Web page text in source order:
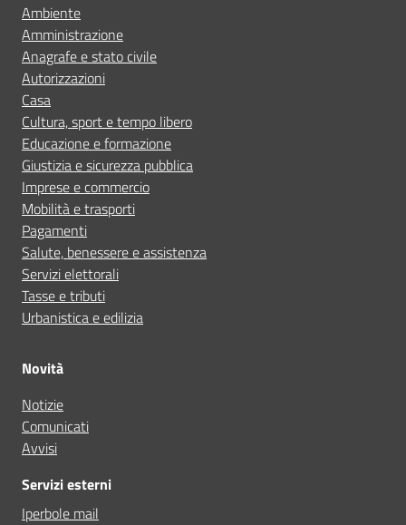
Ambiente
Amministrazione
Anagrafe e stato civile
Autorizzazioni
Casa
Cultura, sport e tempo libero
Educazione e formazione
Giustizia e sicurezza pubblica
Imprese e commercio
Mobilità e trasporti
Pagamenti
Salute, benessere e assistenza
Servizi elettorali
Tasse e tributi
Urbanistica e edilizia
Novità
Notizie
Comunicati
Avvisi
Servizi esterni
Iperbole mail